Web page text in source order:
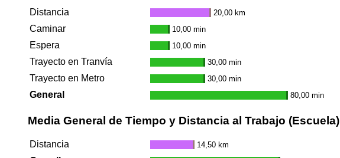
Distancia 20,00 km
Caminar 10,00 min
Espera 10,00 min
Trayecto en Tranvía 30,00 min
Trayecto en Metro 30,00 min
General 80,00 min
Media General de Tiempo y Distancia al Trabajo (Escuela)
Distancia 14,50 km